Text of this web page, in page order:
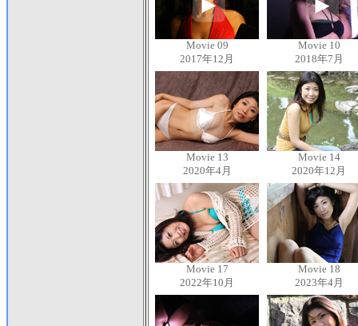
Movie 09
2017年12月
Movie 10
2018年7月
Movie 13
2020年4月
Movie 14
2020年12月
Movie 17
2022年10月
Movie 18
2023年4月